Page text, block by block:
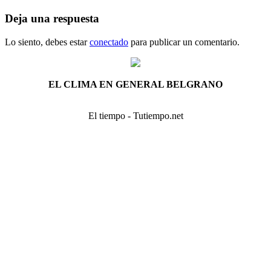
Deja una respuesta
Lo siento, debes estarconectado para publicar un comentario.
EL CLIMA EN GENERAL BELGRANO
El tiempo - Tutiempo.net